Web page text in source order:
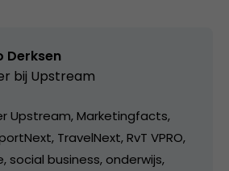
Derksen
bij Upstream
Upstream, Marketingfacts,
TravelNext, RvT VPRO,
social business, onderwijs,